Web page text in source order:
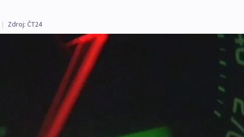
| Zdroj: ČT24